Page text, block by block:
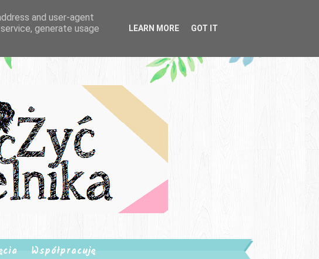
Współpracuję
and user-agent
generate usage
LEARN MORE GOT IT